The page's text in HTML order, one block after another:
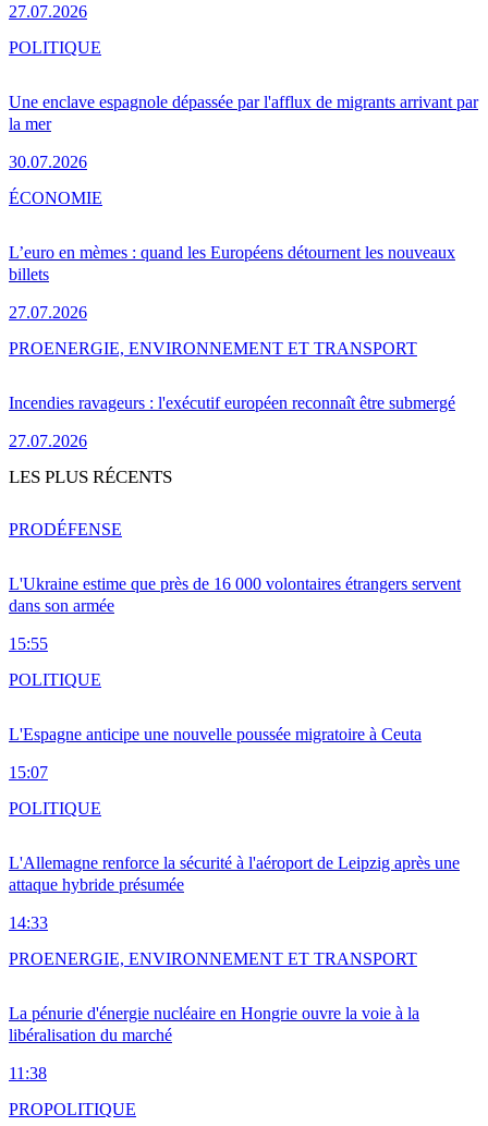
27.07.2026
Une enclave espagnole dépassée par l'afflux de migrants arrivant par
la mer
30.07.2026
POLITIQUE
L’euro en mèmes : quand les Européens détournent les nouveaux
billets
27.07.2026
ÉCONOMIE
Incendies ravageurs : l'exécutif européen reconnaît être submergé
27.07.2026
PROENERGIE, ENVIRONNEMENT ET TRANSPORT
LES PLUS RÉCENTS
L'Ukraine estime que près de 16 000 volontaires étrangers servent
dans son armée
15:55
PRODÉFENSE
L'Espagne anticipe une nouvelle poussée migratoire à Ceuta
15:07
POLITIQUE
L'Allemagne renforce la sécurité à l'aéroport de Leipzig après une
attaque hybride présumée
14:33
POLITIQUE
La pénurie d'énergie nucléaire en Hongrie ouvre la voie à la
libéralisation du marché
11:38
PROENERGIE, ENVIRONNEMENT ET TRANSPORT
PROPOLITIQUE